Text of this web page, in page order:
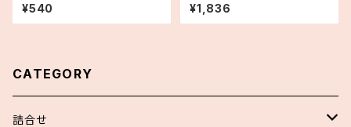
¥540 ¥1,836
CATEGORY
詰合せ